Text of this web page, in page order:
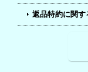
返品特約に関す